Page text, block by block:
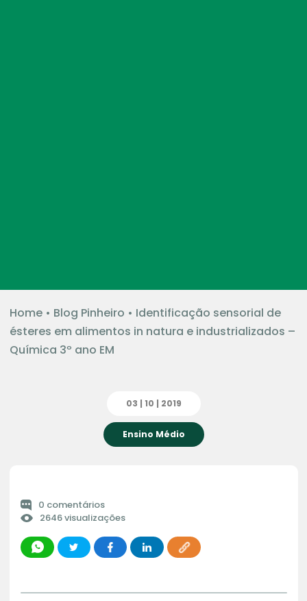
Home• Blog Pinheiro • Identificação sensorial de
ésteres em alimentos in natura e industrializados –
Química 3º ano EM
03 | 10 | 2019
Ensino Médio
0 comentários
2646 visualizações